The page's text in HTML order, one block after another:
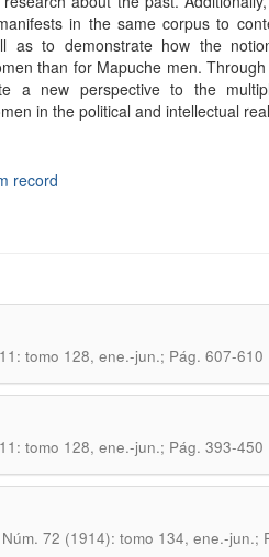
in the same corpus to
as to demonstrate how the
than for Mapuche men.
a new perspective to the
in the political and intellectual
record
tomo 128, ene.-jun.; Pág. 607-610
tomo 128, ene.-jun.; Pág. 393-450
72 (1914): tomo 134, ene.-jun.;